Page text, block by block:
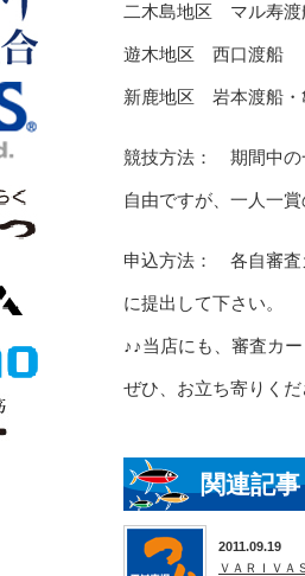
二木島地区 マ
遊木地区 西
新鹿地区 岩本渡船・
競技方法： 期間中の
自由ですが、一人一賞
申込方法： 各自審査
に提出して下さい。
♪♪当店にも、審査カ
ぜひ、お立ち寄りくだ
関連記事
2011.09.19
ＶＡＲＩＶ